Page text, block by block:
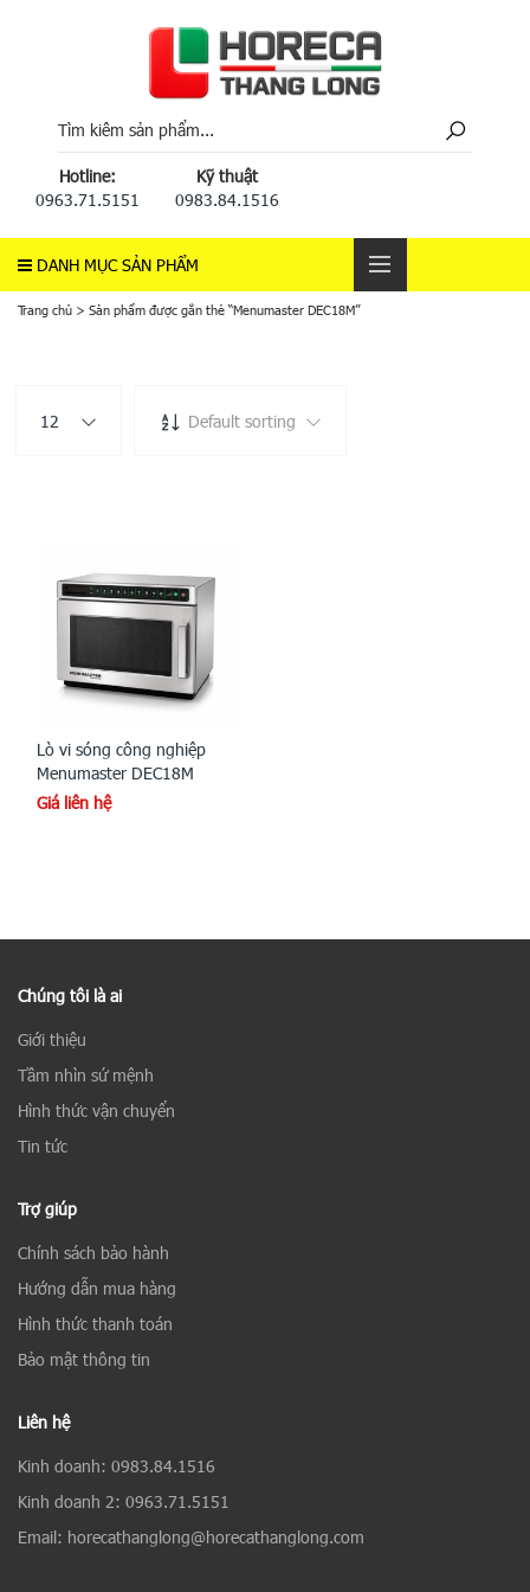
Hotline:
0963.71.5151
Kỹ thuật
0983.84.1516
DANH MỤC SẢN PHẨM
Trang chủ > Sản phẩm được gắn thẻ “Menumaster DEC18M”
12 Default sorting
Lò vi sóng công nghiệp
Menumaster DEC18M
Giá liên hệ
Chúng tôi là ai
Giới thiệu
Tầm nhìn sứ mệnh
Hình thức vận chuyển
Tin tức
Trợ giúp
Chính sách bảo hành
Hướng dẫn mua hàng
Hình thức thanh toán
Bảo mật thông tin
Liên hệ
Kinh doanh: 0983.84.1516
Kinh doanh 2: 0963.71.5151
Email: horecathanglong@horecathanglong.com